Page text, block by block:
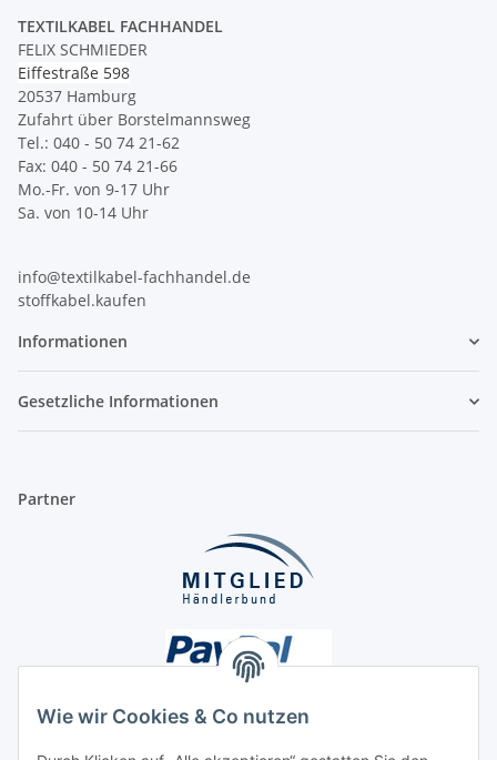
Wie wir Cookies & Co nutzen
TEXTILKABEL FACHHANDEL
FELIX SCHMIEDER
Eiffestraße 598
20537 Hamburg
Zufahrt über Borstelmannsweg
Tel.: 040 - 50 74 21-62
Fax: 040 - 50 74 21-66
Mo.-Fr. von 9-17 Uhr
Sa. von 10-14 Uhr
info@textilkabel-fachhandel.de
stoffkabel.kaufen
Informationen
Gesetzliche Informationen
Partner